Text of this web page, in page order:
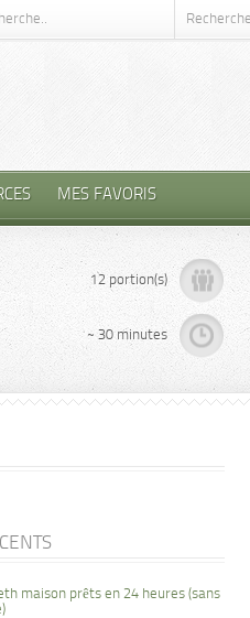
MES FAVORIS
12 portion(s)
~ 30 minutes
maison prêts en 24 heures (sans